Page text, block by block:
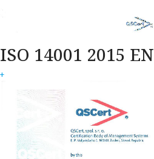
ISO 14001 2015 EN
+